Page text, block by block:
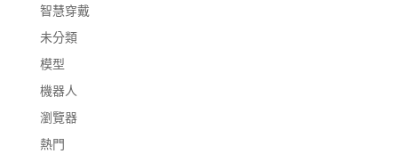
智慧穿戴
未分類
模型
機器人
瀏覽器
熱門